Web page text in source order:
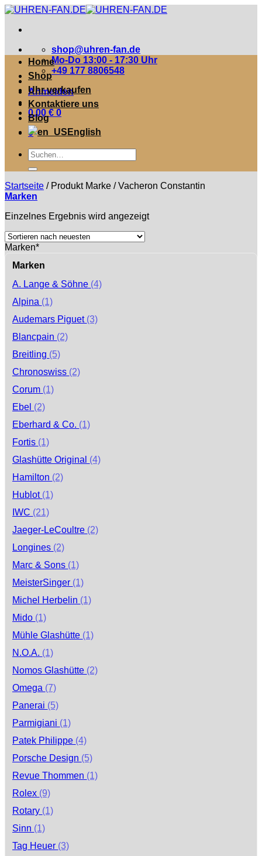
Zum
springen
shop@uhren-fan.de
Mo-Do 13:00 - 17:30 Uhr
+49 177 8806548
Anmelden
0,00 € 0
0
Home
Shop
Uhr verkaufen
Kontaktiere uns
Blog
English
Suche
nach:
Startseite /Produkt Marke /Vacheron Constantin
Marken
Einzelnes Ergebnis wird angezeigt
Marken*
Marken
A. Lange & Söhne (4)
Alpina (1)
Audemars Piguet (3)
Blancpain (2)
Breitling (5)
Chronoswiss (2)
Corum (1)
Ebel (2)
Eberhard & Co. (1)
Fortis (1)
Glashütte Original (4)
Hamilton (2)
Hublot (1)
IWC (21)
Jaeger-LeCoultre (2)
Longines (2)
Marc & Sons (1)
MeisterSinger (1)
Michel Herbelin (1)
Mido (1)
Mühle Glashütte (1)
N.O.A. (1)
Nomos Glashütte (2)
Omega (7)
Panerai (5)
Parmigiani (1)
Patek Philippe (4)
Porsche Design (5)
Revue Thommen (1)
Rolex (9)
Rotary (1)
Sinn (1)
Tag Heuer (3)